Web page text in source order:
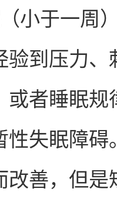
小于一周
验到压力
或者睡眠
性失眠障
改善，但